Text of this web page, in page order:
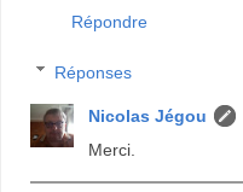
Répondre
Réponses
Nicolas Jégou
Merci.